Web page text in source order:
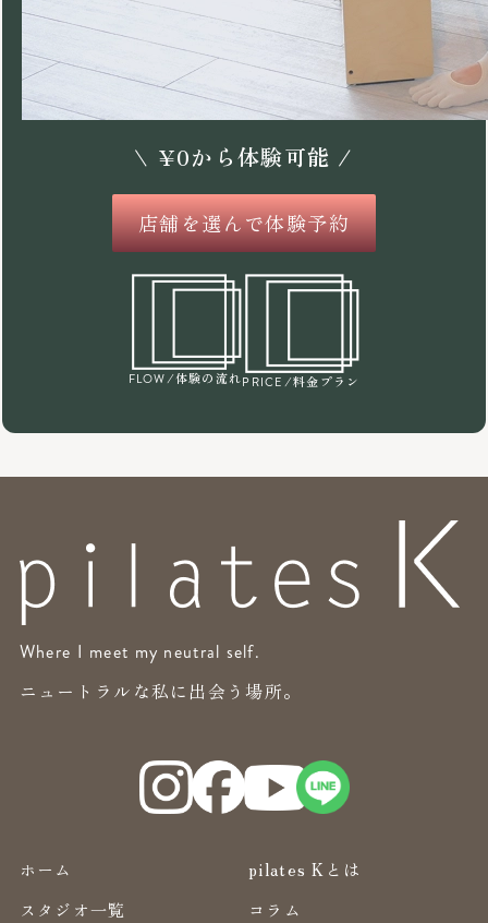
\ ¥0から体験可能 /
店舗を選んで体験予約
FLOW /体験の流れPRICE /料金プラン
Where I meet my neutral self.
ニュートラルな私に出会う場所。
ホーム
pilates Kとは
スタジオ一覧
コラム